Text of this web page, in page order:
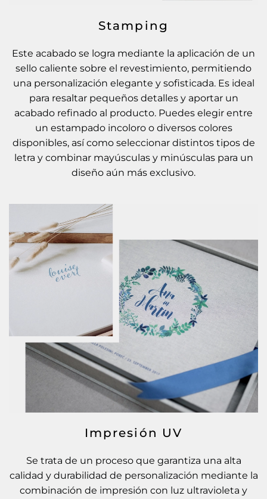
Stamping
Este acabado se logra mediante la aplicación de un
sello caliente sobre el revestimiento, permitiendo
una personalización elegante y sofisticada. Es ideal
para resaltar pequeños detalles y aportar un
acabado refinado al producto. Puedes elegir entre
un estampado incoloro o diversos colores
disponibles, así como seleccionar distintos tipos de
letra y combinar mayúsculas y minúsculas para un
diseño aún más exclusivo.
Impresión UV
Se trata de un proceso que garantiza una alta
calidad y durabilidad de personalización mediante la
combinación de impresión con luz ultravioleta y